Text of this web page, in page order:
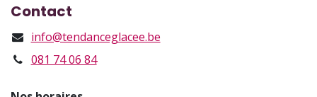
Contact
info@tendanceglacee.be
081 74 06 84